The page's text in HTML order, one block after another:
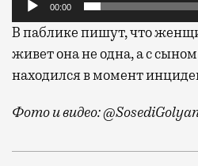
00:00
В паблике пишут, что
живет она не одна, а с
находился в момент
Фото и видео:
Каким образом женщина